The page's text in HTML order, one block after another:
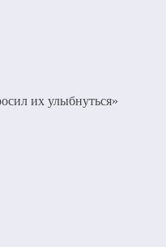
их улыбнуться»